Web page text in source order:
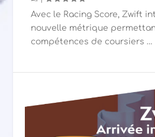
Avec le Racing Score, Zwift
nouvelle métrique
compétences de coursiers …